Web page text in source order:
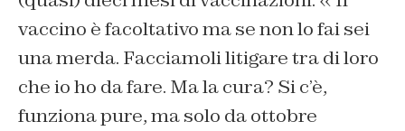
vaccino è facoltativo ma se non lo fai sei
una merda. Facciamoli litigare tra di loro
che io ho da fare. Ma la cura? Si c’è,
funziona pure, ma solo da ottobre